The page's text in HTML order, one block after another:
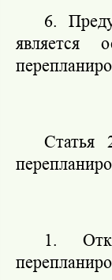
6.
является
Статья
1.